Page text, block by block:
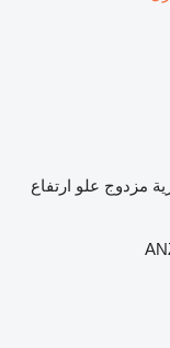
مزدوج علو ارتفاع